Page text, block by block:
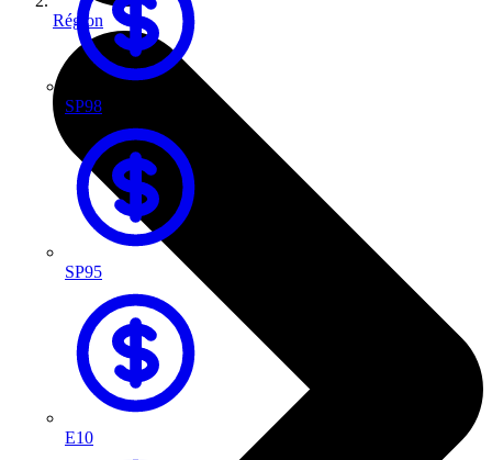
SP98
SP95
E10
Région